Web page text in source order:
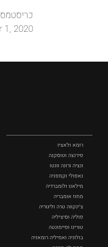
1, 2020
רומא ולאציו
פירנצה וטוסקנה ‏
ונציה ורונה וונטו
נאפולי‏ וקמפניה
מילאנו ולומברדיה
מחוז אומבריה
צ'ינקווה טרה וליגוריה
פוליה וסיציליה ‏
טורינו ופיימונטה
בולוניה ואמיליה רומאניה